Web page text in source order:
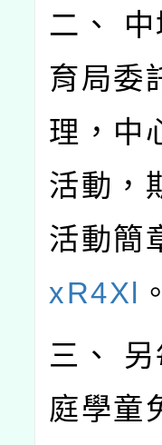
二、
育局委
理，中
活動，
活動簡
xR4Xl 。
三、
庭學童